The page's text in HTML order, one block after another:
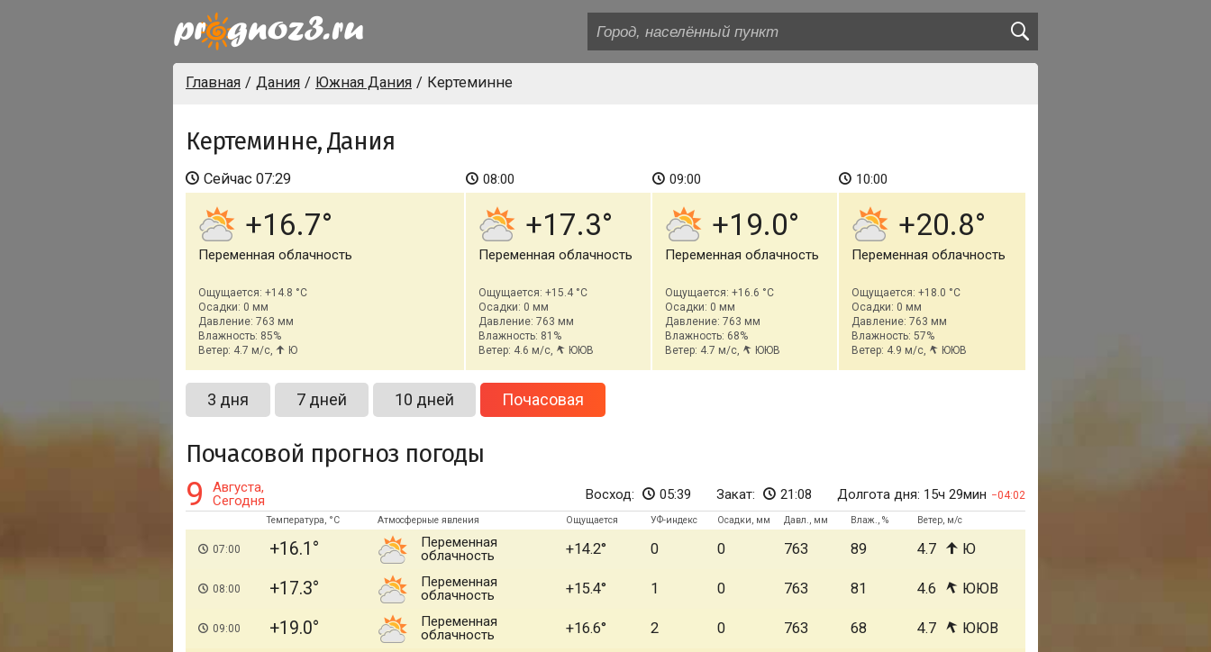
Главная Дания Южная Дания Кертеминне
Кертеминне, Дания
Сейчас 07:29
+16.7
Переменная облачность
Ощущается: +14.8 °C
Осадки: 0 мм
Давление: 763 мм
Влажность: 85%
Ветер: 4.7 м/с,
Ю
08:00
+17.3
Переменная облачность
Ощущается: +15.4 °C
Осадки: 0 мм
Давление: 763 мм
Влажность: 81%
Ветер: 4.6 м/с,
ЮЮВ
09:00
+19.0
Переменная облачность
Ощущается: +16.6 °C
Осадки: 0 мм
Давление: 763 мм
Влажность: 68%
Ветер: 4.7 м/с,
ЮЮВ
10:00
+20.8
Переменная облачность
Ощущается: +18.0 °C
Осадки: 0 мм
Давление: 763 мм
Влажность: 57%
Ветер: 4.9 м/с,
ЮЮВ
3 дня 7 дней 10 дней Почасовая
Почасовой прогноз погоды
9
Августа,
Сегодня
Восход: 05:39 Закат: 21:08 Долгота дня: 15ч 29мин 04:02
Температура, °C Атмосферные явления Ощущается УФ-индекс Осадки, мм Давл., мм Влаж., % Ветер, м/с
07:00 +16.1
Переменная
облачность
+14.2 0 0 763 89 4.7 Ю
08:00 +17.3
Переменная
облачность
+15.4 1 0 763 81 4.6 ЮЮВ
09:00 +19.0
Переменная
облачность
+16.6 2 0 763 68 4.7 ЮЮВ